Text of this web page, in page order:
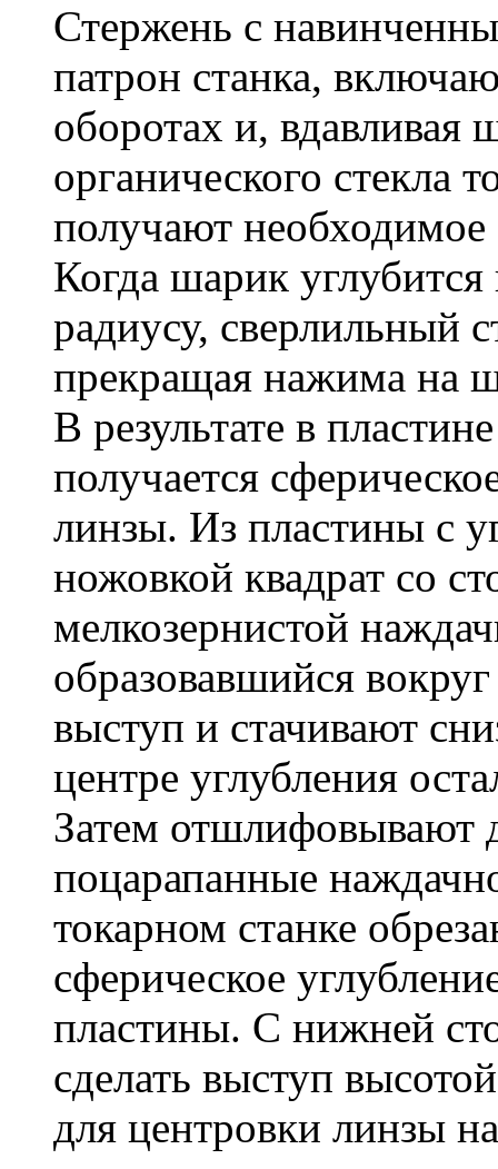
Стержень с
патрон станка,
оборотах и, вдавливая
органического стекла
получают необходимое
Когда шарик углубится
радиусу, сверлильный
прекращая нажима на
В результате в
получается
линзы. Из пластины с
ножовкой квадрат со
мелкозернистой
образовавшийся
выступ и стачивают
центре углубления
Затем отшлифовывают
поцарапанные
токарном станке
сферическое
пластины. С нижней
сделать выступ
для центровки линзы